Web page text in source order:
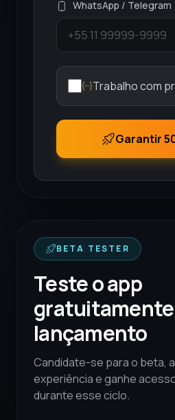
WhatsApp / Telegram
Trabalho com
Garantir
BETA TESTER
Teste o app
lançamento
Candidate-se para o beta,
experiência e ganhe
durante esse ciclo.